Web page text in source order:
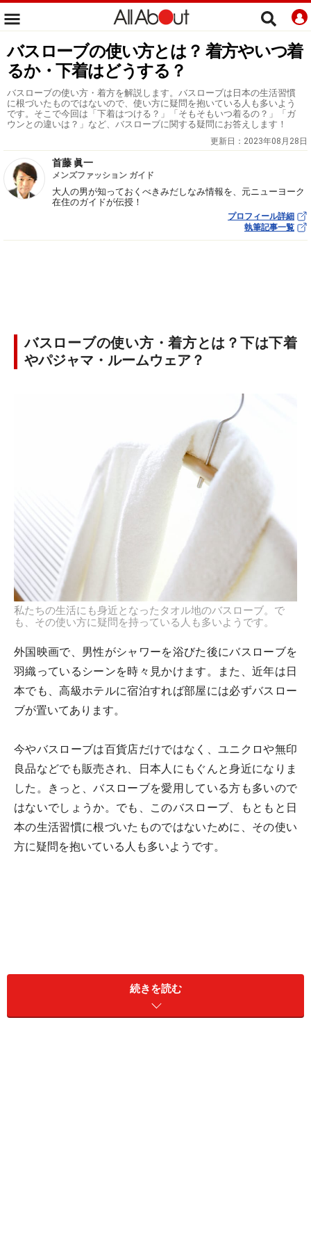
バスローブの使い方とは？ 着方やいつ着
るか・下着はどうする？
バスローブの使い方・着方を解説します。バスローブは日本の生活習慣
に根づいたものではないので、使い方に疑問を抱いている人も多いよう
です。そこで今回は「下着はつける？」「そもそもいつ着るの？」「ガ
ウンとの違いは？」など、バスローブに関する疑問にお答えします！
更新日： 2023年08月28日
首藤 眞一
メンズファッション ガイド
大人の男が知っておくべきみだしなみ情報を、元ニューヨーク
在住のガイドが伝授！
プロフィール詳細
執筆記事一覧
バスローブの使い方・着方とは？下は下着
やパジャマ・ルームウェア？
私たちの生活にも身近となったタオル地のバスローブ。で
も、その使い方に疑問を持っている人も多いようです。
外国映画で、男性がシャワーを浴びた後にバスローブを
羽織っているシーンを時々見かけます。また、近年は日
本でも、高級ホテルに宿泊すれば部屋には必ずバスロー
ブが置いてあります。
今やバスローブは百貨店だけではなく、ユニクロや無印
良品などでも販売され、日本人にもぐんと身近になりま
した。きっと、バスローブを愛用している方も多いので
はないでしょうか。でも、このバスローブ、もともと日
本の生活習慣に根づいたものではないために、その使い
方に疑問を抱いている人も多いようです。
続きを読む